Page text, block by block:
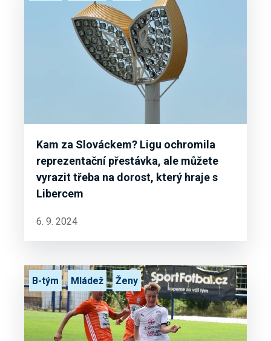
Kam za Slováckem? Ligu ochromila
reprezentační přestávka, ale můžete
vyrazit třeba na dorost, který hraje s
Libercem
6. 9. 2024
B-tým Mládež Ženy